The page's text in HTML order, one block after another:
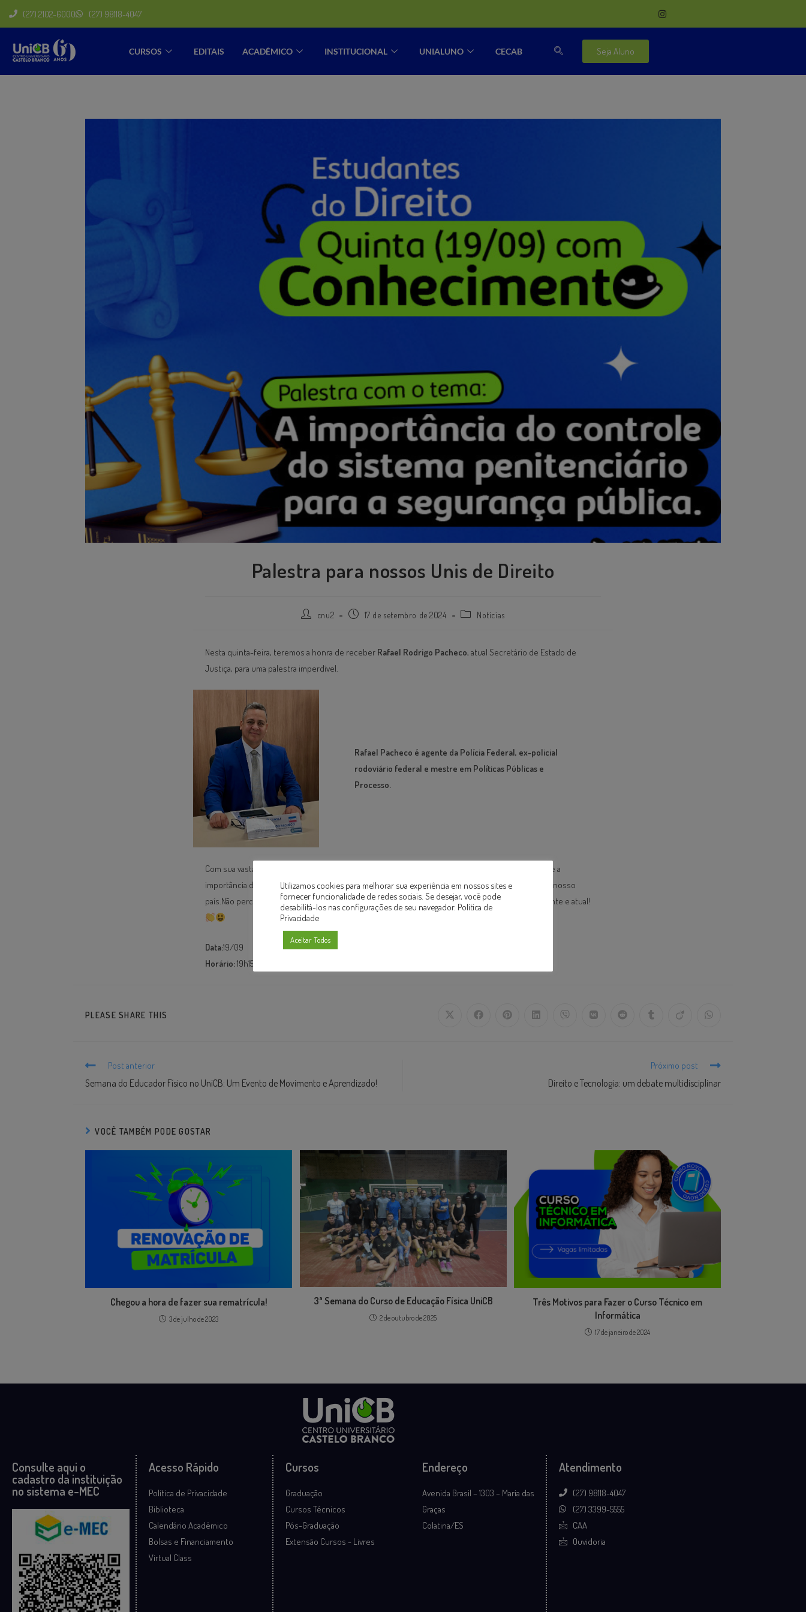
(27) 2102-6000 (27) 98118-4047
CURSOS EDITAIS ACADÊMICO INSTITUCIONAL UNIALUNO CECAB Seja Aluno
Palestra para nossos Unis de Direito
cnu2 17 de setembro de 2024 Notícias
Nesta quinta-feira, teremos a honra de receber Rafael Rodrigo Pacheco, atual Secretário de Estado de
Justiça, para uma palestra imperdível.
Rafael Pacheco é agente da Polícia Federal, ex-policial
rodoviário federal e mestre em Políticas Públicas e
Processo.
Com sua vasta experiência na área de segurança pública, ele trará uma reflexão aprofundada sobre a
importância do controle do sistema penitenciário para o fortalecimento da segurança pública em nosso
país.Não perca essa oportunidade de adquirir conhecimentos valiosos sobre um tema tão relevante e atual!
Data:19/09
Horário:19h15min
PLEASE SHARE THIS
Post anterior
Semana do Educador Físico no UniCB: Um Evento de Movimento e Aprendizado!
Próximo post
Direito e Tecnologia: um debate multidisciplinar
VOCÊ TAMBÉM PODE GOSTAR
Chegou a hora de fazer sua rematrícula!
3 de julho de 2023
3ª Semana do Curso de Educação Física UniCB
2 de outubro de 2025
Três Motivos para Fazer o Curso Técnico em
Informática
17 de janeiro de 2024
Consulte aqui o
cadastro da instituição
no sistema e-MEC
Acesso Rápido
Política de Privacidade
Biblioteca
Calendário Acadêmico
Bolsas e Financiamento
Virtual Class
Cursos
Graduação
Cursos Técnicos
Pós-Graduação
Extensão Cursos - Livres
Endereço
Avenida Brasil – 1303 – Maria das
Graças
Colatina/ES
Atendimento
(27) 98118-4047
(27) 3399-5555
CAA
Ouvidoria
Utilizamos cookies para melhorar sua experiência em nossos sites e
fornecer funcionalidade de redes sociais. Se desejar, você pode
desabilitá-los nas configurações de seu navegador. Política de
Privacidade
Aceitar Todos